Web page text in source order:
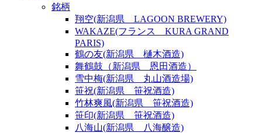
銘柄
翔空(新潟県 LAGOON BREWERY)
WAKAZE(フランス KURA GRAND
PARIS)
鶴の友(新潟県 樋木酒造)
舞鶴鼓（新潟県 恩田酒造）
雪中梅(新潟県 丸山酒造場)
笹祝(新潟県 笹祝酒造)
竹林爽風(新潟県 笹祝酒造)
笹印(新潟県 笹祝酒造)
八海山(新潟県 八海醸造)